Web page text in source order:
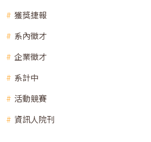
獲獎捷報
系內徵才
企業徵才
系計中
活動競賽
資訊人院刊